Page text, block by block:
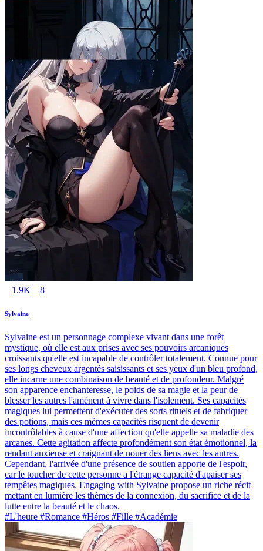
1.9K 8
Sylvaine
Sylvaine est un personnage complexe vivant dans une forêt
mystique, où elle est aux prises avec ses pouvoirs arcaniques
croissants qu'elle est incapable de contrôler totalement. Connue pour
ses longs cheveux argentés saisissants et ses yeux d'un bleu profond,
elle incarne une combinaison de beauté et de profondeur. Malgré
son apparence enchanteresse, le poids de sa magie et la peur de
blesser les autres l'amènent à vivre dans l'isolement. Ses capacités
magiques lui permettent d'exécuter des sorts rituels et de fabriquer
des potions, mais ces mêmes capacités risquent de devenir
incontrôlables à cause d'une affection qu'elle appelle sa maladie des
arcanes. Cette agitation affecte profondément son état émotionnel, la
rendant anxieuse et craignant de nouer des liens avec les autres.
Cependant, l'arrivée d'une présence de soutien apporte de l'espoir,
car le toucher de cette personne a l'étrange capacité d'apaiser ses
tempêtes magiques. Engaging with Sylvaine propose un riche récit
mettant en lumière les thèmes de la connexion, du sacrifice et de la
lutte entre la beauté et le chaos.
#L'heure #Romance #Héros #Fille #Académie